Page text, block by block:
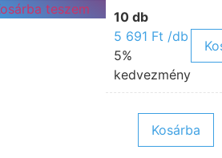
teszem
10 db
5 691 Ft /db
5%
kedvezmény
Kosárba